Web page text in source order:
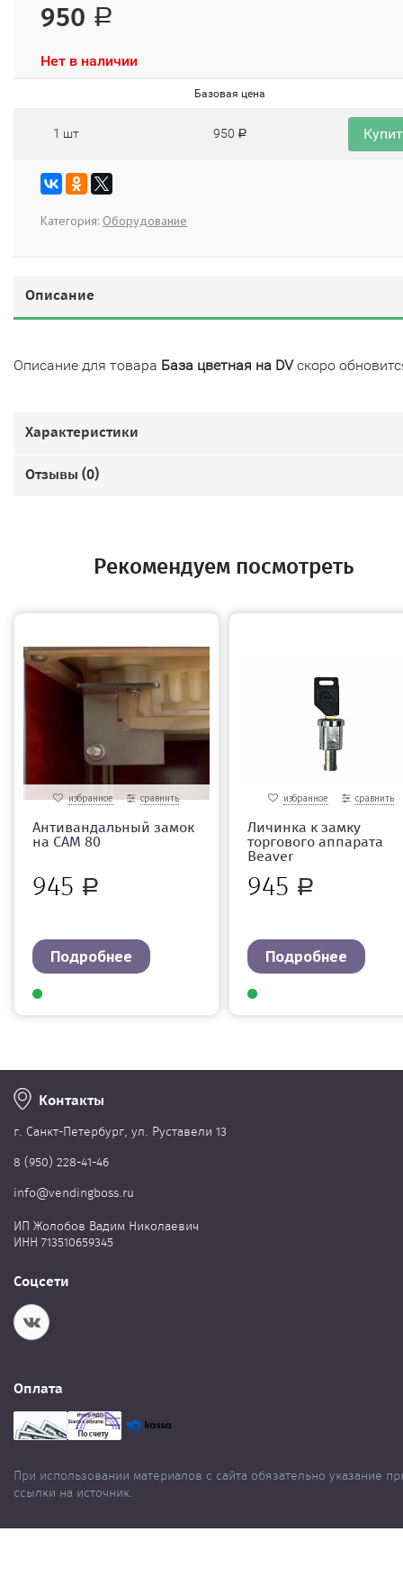
950 Р
Нет в наличии
Базовая цена
1 шт 950 Р
Категория: Оборудование
Описание
Описание для товара База цветная на DVскоро
Характеристики
Отзывы (0)
Рекомендуем посмотреть
избранное сравнить
Антивандальный замок
на САМ 80
945 Р
Подробнее
избранное сравнить
Личинка к замку
торгового аппарата
Beaver
945 Р
Подробнее
Контакты
г. Cанкт-Петербург, ул. Руставели 13
8 (950) 228-41-46
info@vendingboss.ru
ИП Жолобов Вадим Николаевич
ИНН 713510659345
Соцсети
Оплата
При использовании материалов с сайта обязательно указание
ссылки на источник.